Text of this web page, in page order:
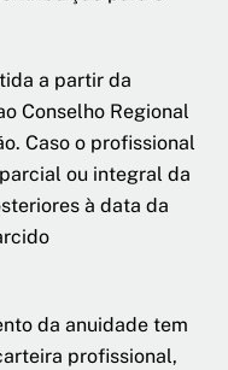
a partir da
Conselho Regional
Caso o profissional
ou integral da
à data da
da anuidade tem
profissional,